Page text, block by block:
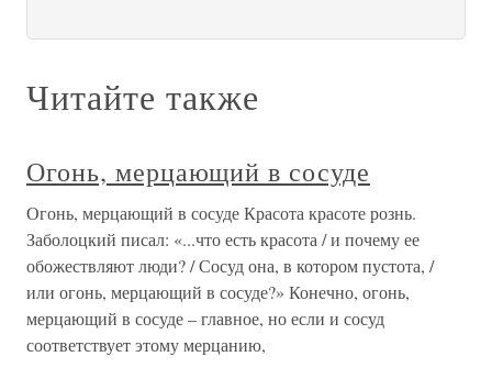
Читайте также
Огонь, мерцающий в сосуде
Огонь, мерцающий в сосуде Красота красоте рознь.
Заболоцкий писал: «...что есть красота / и почему ее
обожествляют люди? / Сосуд она, в котором пустота, /
или огонь, мерцающий в сосуде?» Конечно, огонь,
мерцающий в сосуде – главное, но если и сосуд
соответствует этому мерцанию,